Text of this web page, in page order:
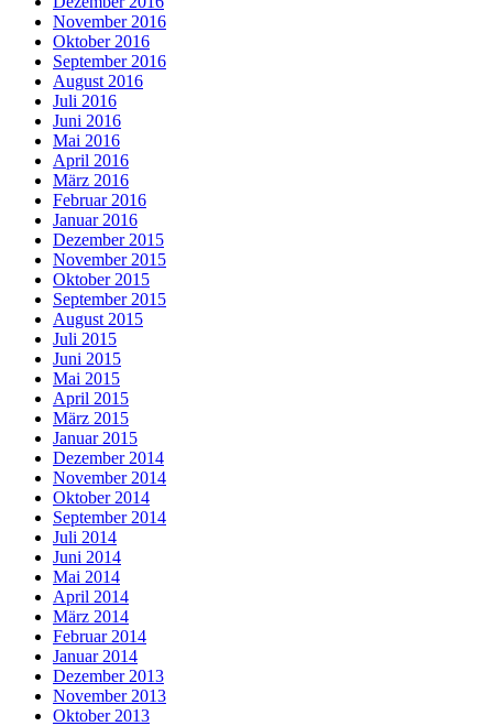
November 2016
Oktober 2016
September 2016
August 2016
Juli 2016
Juni 2016
Mai 2016
April 2016
März 2016
Februar 2016
Januar 2016
Dezember 2015
November 2015
Oktober 2015
September 2015
August 2015
Juli 2015
Juni 2015
Mai 2015
April 2015
März 2015
Januar 2015
Dezember 2014
November 2014
Oktober 2014
September 2014
Juli 2014
Juni 2014
Mai 2014
April 2014
März 2014
Februar 2014
Januar 2014
Dezember 2013
November 2013
Oktober 2013